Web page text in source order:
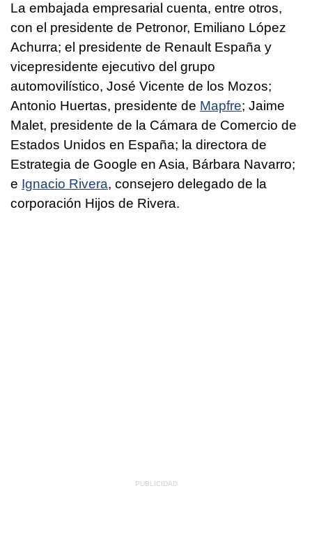
La embajada empresarial cuenta, entre otros,
con el presidente de Petronor, Emiliano López
Achurra; el presidente de Renault España y
vicepresidente ejecutivo del grupo
automovilístico, José Vicente de los Mozos;
Antonio Huertas, presidente de Mapfre; Jaime
Malet, presidente de la Cámara de Comercio de
Estados Unidos en España; la directora de
Estrategia de Google en Asia, Bárbara Navarro;
e Ignacio Rivera, consejero delegado de la
corporación Hijos de Rivera.